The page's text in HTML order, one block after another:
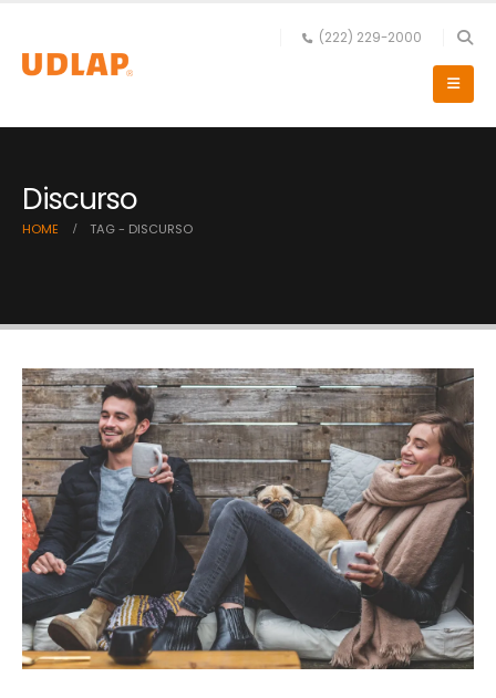
(222) 229-2000
Discurso
HOME TAG - DISCURSO